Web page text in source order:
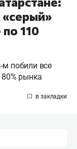
«серый»
110
побили все
рынка